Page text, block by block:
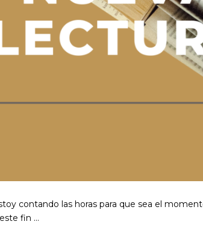
contando las horas para que sea el
fin …